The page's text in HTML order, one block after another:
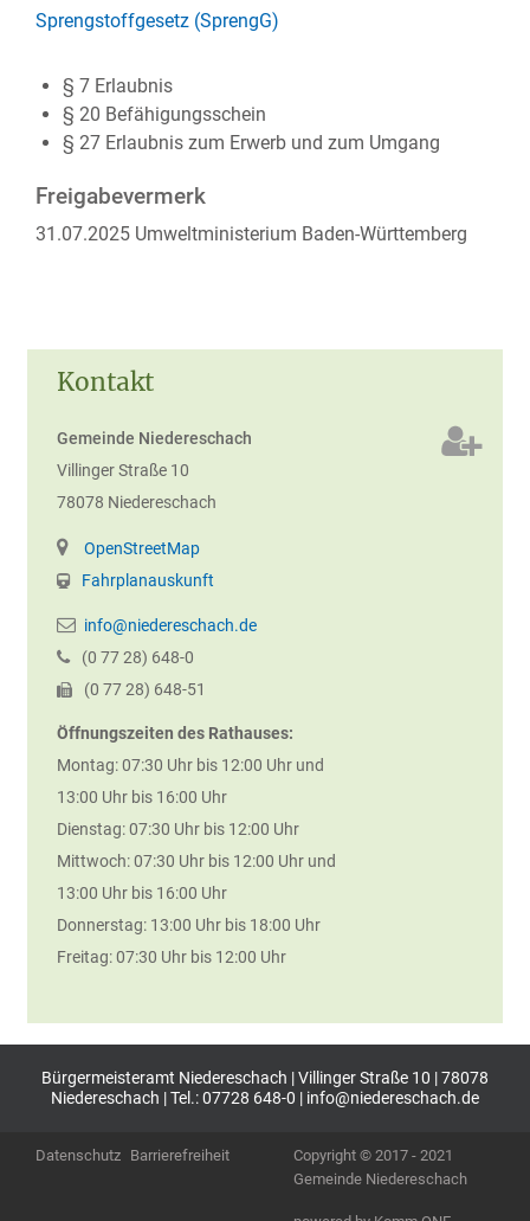
Kontakt
Gemeinde Niedereschach
Villinger Straße 10
78078 Niedereschach
OpenStreetMap
Fahrplanauskunft
info@niedereschach.de
(0 7728) 648-0
(0 7728) 648-51
Öffnungszeiten des Rathauses:
Montag: 07:30 Uhr bis 12:00 Uhr und
13:00 Uhr bis 16:00 Uhr
Dienstag: 07:30 Uhr bis 12:00 Uhr
Mittwoch: 07:30 Uhr bis 12:00 Uhr und
13:00 Uhr bis 16:00 Uhr
Donnerstag: 13:00 Uhr bis 18:00 Uhr
Freitag: 07:30 Uhr bis 12:00 Uhr
Sprengstoffgesetz (SprengG)
§ 7 Erlaubnis
§ 20 Befähigungsschein
§ 27 Erlaubnis zum Erwerb und zum Umgang
Freigabevermerk
31.07.2025 Umweltministerium Baden-Württemberg
Bürgermeisteramt Niedereschach | Villinger Straße 10 | 78078
Niedereschach | Tel.: 07728 648-0 | info@niedereschach.de
Datenschutz Barrierefreiheit
Copyright © 2017 - 2021
Gemeinde Niedereschach